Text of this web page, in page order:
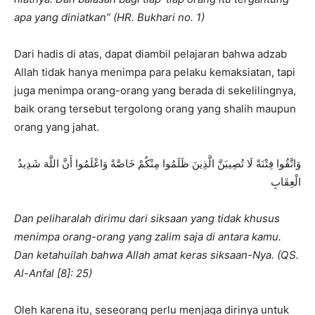
apa yang diniatkan” (HR. Bukhari no. 1)
Dari hadis di atas, dapat diambil pelajaran bahwa adzab
Allah tidak hanya menimpa para pelaku kemaksiatan, tapi
juga menimpa orang-orang yang berada di sekelilingnya,
baik orang tersebut tergolong orang yang shalih maupun
orang yang jahat.
وَاتَّقُوا فِتْنَةً لَا تُصِيبَنَّ الَّذِينَ ظَلَمُوا مِنْكُمْ خَاصَّةً وَاعْلَمُوا أَنَّ اللَّهَ شَدِيدُ
الْعِقَابِ
Dan peliharalah dirimu dari siksaan yang tidak khusus
menimpa orang-orang yang zalim saja di antara kamu.
Dan ketahuilah bahwa Allah amat keras siksaan-Nya. (QS.
Al-Anfal [8]: 25)
Oleh karena itu, seseorang perlu menjaga dirinya untuk